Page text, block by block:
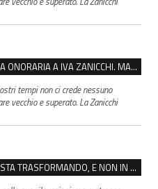
VENTASSO, SÌ ALLA CITTADINANZA ONORARIA A IVA ZANICCHI. MA BARGIACCHI: “È DI PESSIMO GUSTO”
tempi non ci crede nessuno
vecchio e superato. La Zanicchi
IL CENTRO STORICO DI REGGIO SI STA TRASFORMANDO, E NON IN MEGLIO